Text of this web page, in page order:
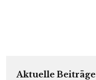
Aktuelle Beiträge